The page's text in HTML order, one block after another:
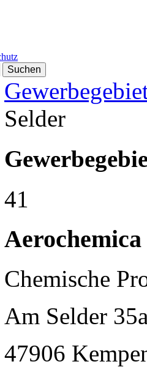
Selder
41
Chemische
Am Selder
47906